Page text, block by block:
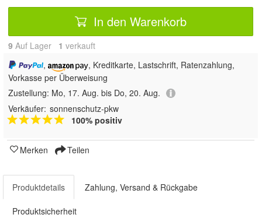
In den Warenkorb
9 Auf Lager 1 verkauft
,
, Kreditkarte, Lastschrift, Ratenzahlung,
Vorkasse per Überweisung
Zustellung: Mo, 17. Aug. bis Do, 20. Aug.
Verkäufer: sonnenschutz-pkw
100% positiv
Merken Teilen
Produktdetails Zahlung, Versand & Rückgabe
Produktsicherheit